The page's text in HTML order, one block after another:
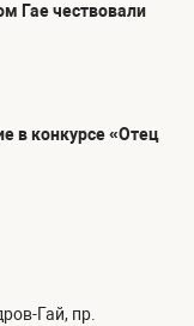
Гае чествовали
в конкурсе «Отец
Гай, пр.